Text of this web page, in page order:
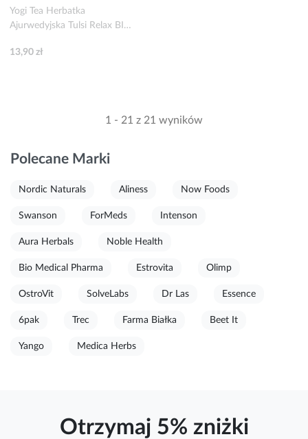
Yogi Tea Herbatka
Ajurwedyjska Tulsi Relax BIO
13,90 zł
1 - 21 z 21 wyników
Polecane Marki
Nordic Naturals Aliness Now Foods
Swanson ForMeds Intenson
Aura Herbals Noble Health
Bio Medical Pharma Estrovita Olimp
OstroVit SolveLabs Dr Las Essence
6pak Trec Farma Białka Beet It
Yango Medica Herbs
Otrzymaj 5% zniżki